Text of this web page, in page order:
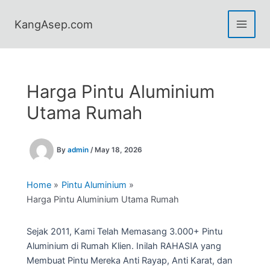
KangAsep.com
Harga Pintu Aluminium
Utama Rumah
By admin / May 18, 2026
Home
Pintu Aluminium
Harga Pintu Aluminium Utama Rumah
Sejak 2011, Kami Telah Memasang 3.000+ Pintu
Aluminium di Rumah Klien. Inilah RAHASIA yang
Membuat Pintu Mereka Anti Rayap, Anti Karat, dan